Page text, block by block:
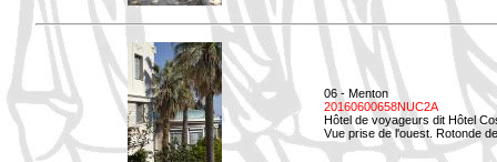
06 - Menton
20160600658NUC2A
Hôtel de voyageurs dit Hôtel
Vue prise de l'ouest. Rotonde